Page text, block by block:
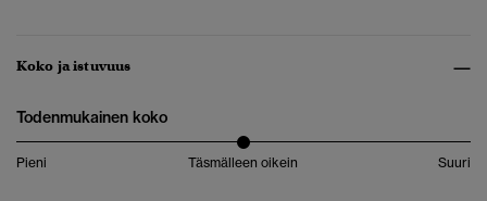
Koko ja istuvuus
Todenmukainen koko
Pieni Täsmälleen oikein Suuri